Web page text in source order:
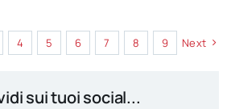
4 5 6 7 8 9 Next
sui tuoi social...